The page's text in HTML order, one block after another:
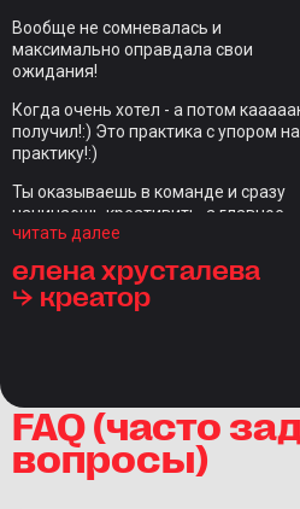
Вообще не сомневалась и
максимально оправдала свои
ожидания!
Когда очень хотел - а потом
получил!:) Это практика с упором на..
практику!:)
Ты оказываешь в команде и сразу
начинаешь креативить, а главное -
по реальному брифу, от реального
наставниками, очень активно,
дэдлайн, дэдлайн! Лучший формат,
читать далее
елена хрусталева
⮡ креатор
FAQ (часто
вопросы)